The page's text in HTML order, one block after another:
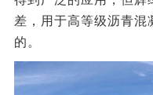
差，用于高等级沥青混
的。